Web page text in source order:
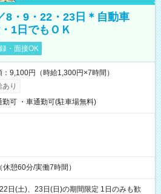
8・9・22・23日＊自動車
1日でもＯＫ
・面接OK
9,100円（時給1,300円×7時間）
り
勤可 ・車通勤可(駐車場無料)
憩60分/実働7時間）
日(土)、23日(日)の期間限定 1日のみも歓